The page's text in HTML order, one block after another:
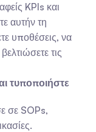
KPIs και
αυτήν τη
υποθέσεις, να
τις
τυποποιήστε
σε SOPs,